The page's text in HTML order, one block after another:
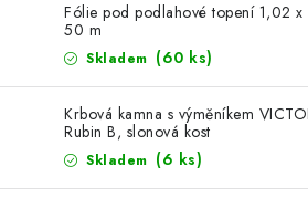
Fólie pod podlahové topení 1,02
50 m
Skladem (60 ks)
Krbová kamna s výměníkem
Rubin B, slonová kost
Skladem (6 ks)